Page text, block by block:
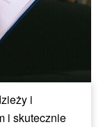
i
i skutecznie